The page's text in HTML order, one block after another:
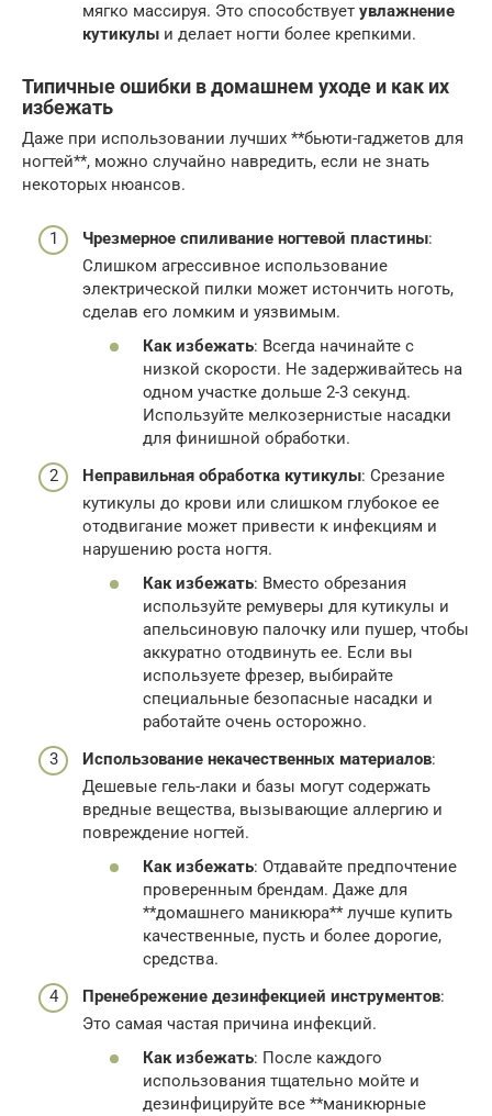
мягко массируя. Это способствует увлажнение
кутикулы и делает ногти более крепкими.
Типичные ошибки в домашнем уходе и как их
избежать
Даже при использовании лучших **бьюти-гаджетов для
ногтей**, можно случайно навредить, если не знать
некоторых нюансов.
Чрезмерное спиливание ногтевой пластины:
Слишком агрессивное использование
электрической пилки может истончить ноготь,
сделав его ломким и уязвимым.
Как избежать: Всегда начинайте с
низкой скорости. Не задерживайтесь на
одном участке дольше 2-3 секунд.
Используйте мелкозернистые насадки
для финишной обработки.
Неправильная обработка кутикулы: Срезание
кутикулы до крови или слишком глубокое ее
отодвигание может привести к инфекциям и
нарушению роста ногтя.
Как избежать: Вместо обрезания
используйте ремуверы для кутикулы и
апельсиновую палочку или пушер, чтобы
аккуратно отодвинуть ее. Если вы
используете фрезер, выбирайте
специальные безопасные насадки и
работайте очень осторожно.
Использование некачественных материалов:
Дешевые гель-лаки и базы могут содержать
вредные вещества, вызывающие аллергию и
повреждение ногтей.
Как избежать: Отдавайте предпочтение
проверенным брендам. Даже для
**домашнего маникюра** лучше купить
качественные, пусть и более дорогие,
средства.
Пренебрежение дезинфекцией инструментов:
Это самая частая причина инфекций.
Как избежать: После каждого
использования тщательно мойте и
дезинфицируйте все **маникюрные